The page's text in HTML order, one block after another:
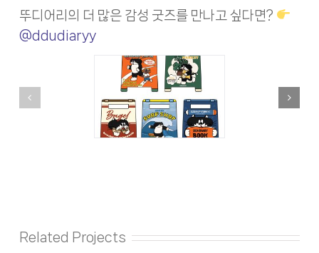
뚜디어리의 더 많은 감성 굿즈를 만나고 싶다면?
@ddudiaryy
Related Projects